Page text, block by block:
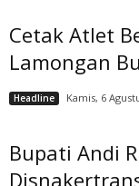
Cetak Atlet
Lamongan
Headline Kamis, 6
Bupati Andi